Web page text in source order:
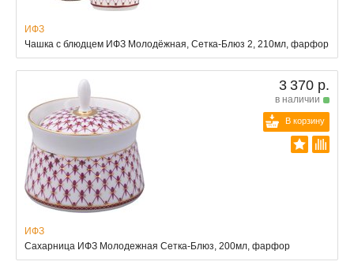
ИФЗ
Чашка с блюдцем ИФЗ Молодёжная, Сетка-Блюз 2, 210мл, фарфор
3 370 р.
в наличии
В корзину
ИФЗ
Сахарница ИФЗ Молодежная Сетка-Блюз, 200мл, фарфор